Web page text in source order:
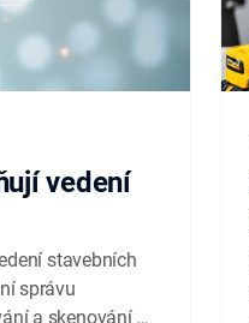
vedení
stavebních
správu
a skenování –